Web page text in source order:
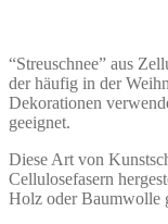
“Streuschnee” aus
der häufig in der
Dekorationen
geeignet.
Diese Art von
Cellulosefasern
Holz oder Baumwolle